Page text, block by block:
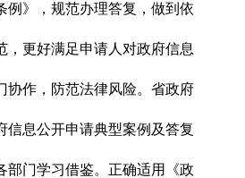
例》，规范办理答复，做到依
，更好满足申请人对政府信息
协作，防范法律风险。省政府
信息公开申请典型案例及答复
部门学习借鉴。正确适用《政